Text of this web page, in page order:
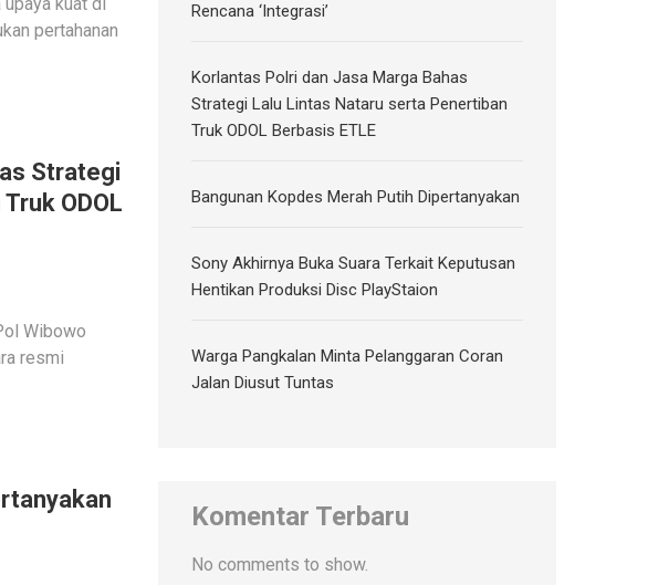
pertahanan
Strategi
ODOL
Wibowo
resmi
Rencana ‘Integrasi’
Korlantas Polri dan Jasa Marga Bahas
Strategi Lalu Lintas Nataru serta Penertiban
Truk ODOL Berbasis ETLE
Bangunan Kopdes Merah Putih Dipertanyakan
Sony Akhirnya Buka Suara Terkait Keputusan
Hentikan Produksi Disc PlayStaion
Warga Pangkalan Minta Pelanggaran Coran
Jalan Diusut Tuntas
Komentar Terbaru
No comments to show.